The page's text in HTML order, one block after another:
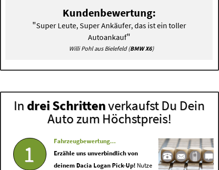
Kundenbewertung:
"Super Leute, Super Ankäufer, das ist ein toller
Autoankauf"
Willi Pohl aus Bielefeld (BMW X6)
In drei Schrittenverkaufst Du Dein
Auto zum Höchstpreis!
1
Fahrzeugbewertung...
Erzähle uns unverbindlich von
deinem Dacia Logan Pick-Up! Nutze